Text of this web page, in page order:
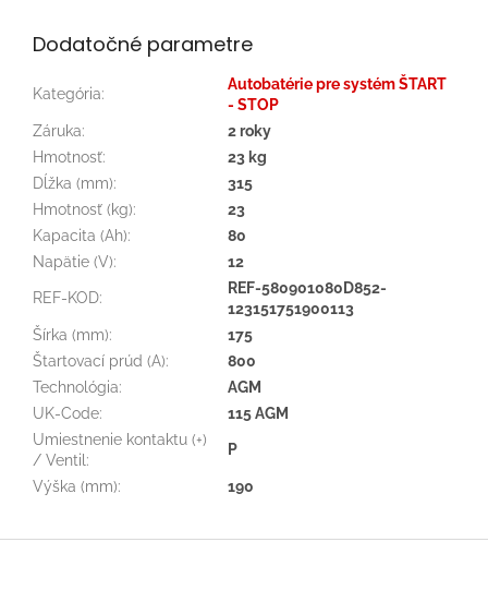
Dodatočné parametre
Kategória:
Autobatérie pre systém ŠTART
- STOP
Záruka:
2 roky
Hmotnosť:
23 kg
Dĺžka (mm):
315
Hmotnosť (kg):
23
Kapacita (Ah):
80
Napätie (V): 12
REF-KOD:
REF-580901080D852-
123151751900113
Šírka (mm):
175
Štartovací prúd (A):
800
Technológia:
AGM
UK-Code:
115 AGM
Umiestnenie kontaktu (+)
/ Ventil :
P
Výška (mm): 190
Z